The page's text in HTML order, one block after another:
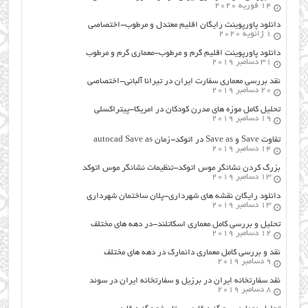
14 فوریه 2020
دانلود پاورپوینت رایگان اقلیم معتدل و مرطوب-اختصاصی
1 ژانویه 2020
دانلود پاورپوینت اقلیم گرم و مرطوب-معماری گرم و مرطوب
31 دسامبر 2019
نقد بررسی معماری سفارت ایران در تیرانا آلبانی-اختصاصی
20 دسامبر 2019
تحلیل کامل موزه های مدرن کودکان در امریکا-پیتراکسلی
19 دسامبر 2019
تفاوت Save و Save as در اتوکد-زمان autocad Save as
14 دسامبر 2019
بزرگ کردن نشانگر موس اتوکد-تنظیمات نشانگر موس اتوکد
13 دسامبر 2019
دانلود رایگان نقشه های شهرداری-پلان ساختمان شهرداری
13 دسامبر 2019
تحلیل و بررسی کامل معماری اسکاتلند-در دهه های مختلف
12 دسامبر 2019
نقد و بررسی کامل معماری دانمارک در دهه های مختلف
9 دسامبر 2019
نقد سفارتخانه ایران در برزیل و سفارتخانه ایران در سوئد
8 دسامبر 2019